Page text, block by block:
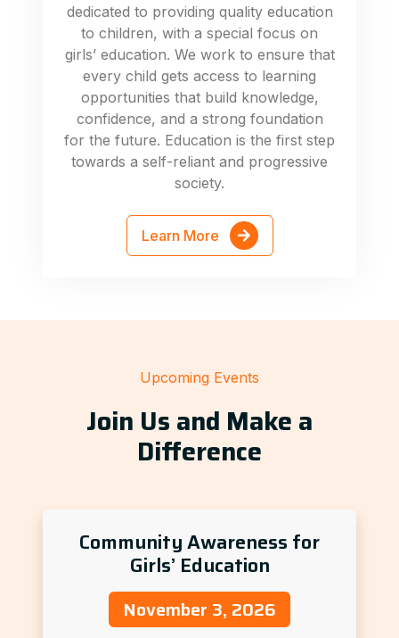
dedicated to providing quality education
to children, with a special focus on
girls’ education. We work to ensure that
every child gets access to learning
opportunities that build knowledge,
confidence, and a strong foundation
for the future. Education is the first step
towards a self-reliant and progressive
society.
Learn More
Upcoming Events
Join Us and Make a
Difference
Community Awareness for
Girls’ Education
November 3, 2026